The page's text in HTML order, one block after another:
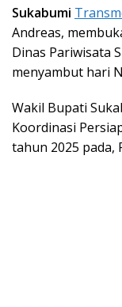
Sukabumi
Andreas,
Dinas Pariwisata
menyambut hari
Wakil Bupati
Koordinasi
tahun 2025 pada,